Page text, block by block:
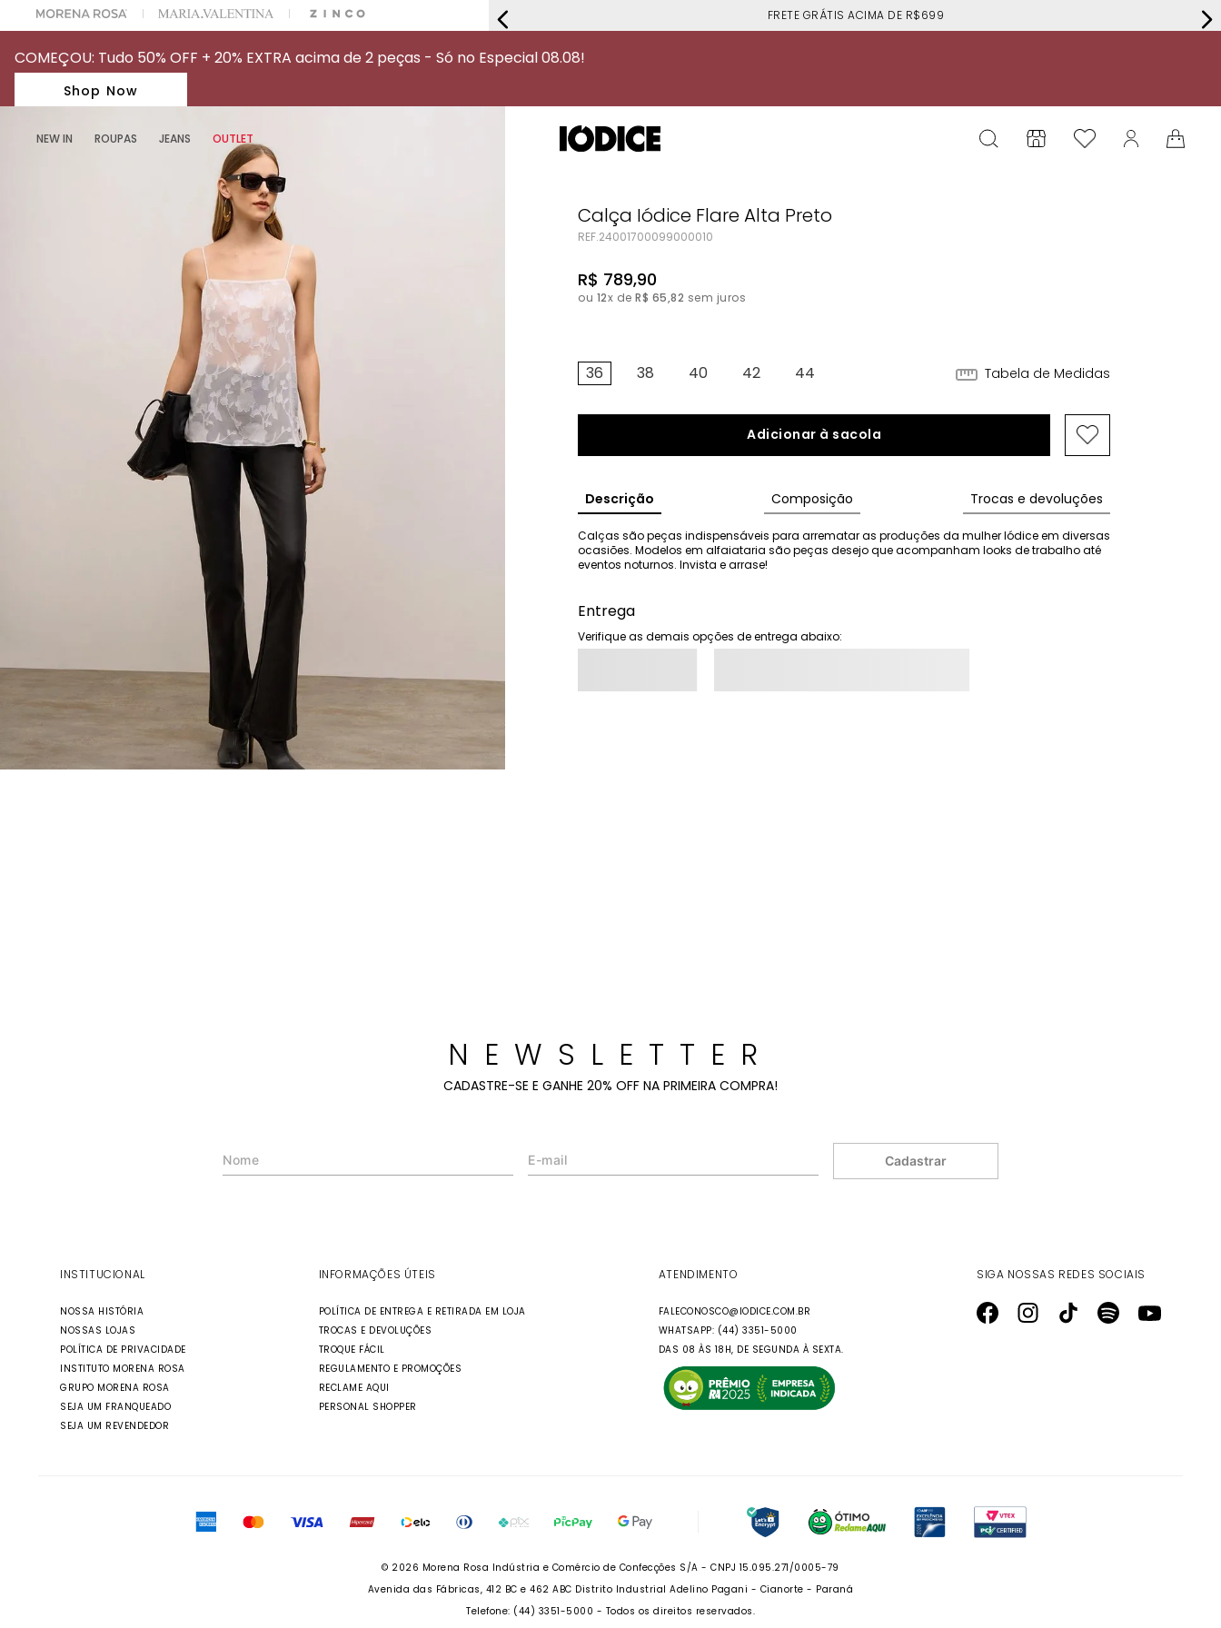
ESCOLHER SEU LOOK? FALE COM NOSSA PERSONAL SHOPPER. FRETE GRÁTIS ACIMA DE R$699
COMEÇOU: Tudo 50% OFF + 20% EXTRA acima de 2 peças - Só no Especial 08.08!
Shop Now
NEW IN ROUPAS JEANS OUTLET
Calça Iódice Flare Alta Preto
REF.24001700099000010
R$ 789,90
ou 12x de R$ 65,82 sem juros
36 38 40 42 44 Tabela de Medidas
Adicionar à sacola
Descrição Composição Trocas e devoluções
Calças são peças indispensáveis para arrematar as produções da mulher Iódice em diversas
ocasiões. Modelos em alfaiataria são peças desejo que acompanham looks de trabalho até
eventos noturnos. Invista e arrase!
Entrega
Verifique as demais opções de entrega abaixo:
NEWSLETTER
CADASTRE-SE E GANHE 20% OFF NA PRIMEIRA COMPRA!
Cadastrar
INSTITUCIONAL
NOSSA HISTÓRIA
NOSSAS LOJAS
POLÍTICA DE PRIVACIDADE
INSTITUTO MORENA ROSA
GRUPO MORENA ROSA
SEJA UM FRANQUEADO
SEJA UM REVENDEDOR
INFORMAÇÕES ÚTEIS
POLÍTICA DE ENTREGA E RETIRADA EM LOJA
TROCAS E DEVOLUÇÕES
TROQUE FÁCIL
REGULAMENTO E PROMOÇÕES
RECLAME AQUI
PERSONAL SHOPPER
ATENDIMENTO
FALECONOSCO@IODICE.COM.BR
WHATSAPP: (44) 3351-5000
DAS 08 ÀS 18H, DE SEGUNDA À SEXTA.
SIGA NOSSAS REDES SOCIAIS
© 2026 Morena Rosa Indústria e Comércio de Confecções S/A - CNPJ 15.095.271/0005-79
Avenida das Fábricas, 412 BC e 462 ABC Distrito Industrial Adelino Pagani - Cianorte - Paraná
Telefone: (44) 3351-5000 - Todos os direitos reservados.